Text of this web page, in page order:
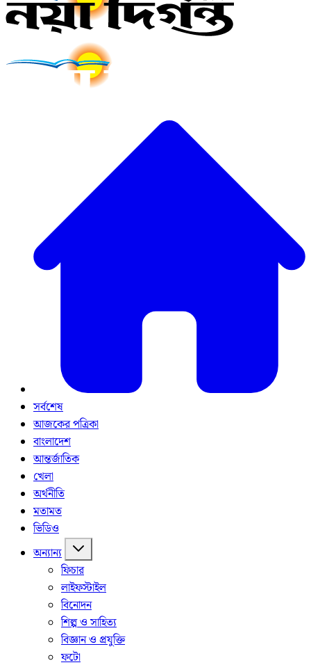
সর্বশেষ
আজকের পত্রিকা
বাংলাদেশ
আন্তর্জাতিক
খেলা
অর্থনীতি
মতামত
ভিডিও
অন্যান্য
ফিচার
লাইফস্টাইল
বিনোদন
শিল্প ও সাহিত্য
বিজ্ঞান ও প্রযুক্তি
ফটো